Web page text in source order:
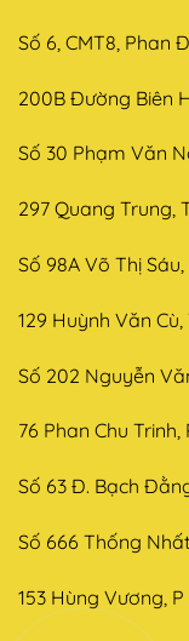
Số 6, CMT8, Phan
200B Đường Biên
Số 30 Phạm Văn
297 Quang Trung,
Số 98A Võ Thị
129 Huỳnh Văn
Số 202 Nguyễn
76 Phan Chu
Số 63 Đ. Bạch
Số 666 Thống
153 Hùng Vương,